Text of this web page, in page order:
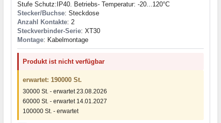
Stufe Schutz:IP40. Betriebs- Temperatur: -20...120°C
Stecker/Buchse: Steckdose
Anzahl Kontakte: 2
Steckverbinder-Serie: XT30
Montage: Kabelmontage
Produkt ist nicht verfügbar
erwartet: 190000 St.
30000 St. - erwartet 23.08.2026
60000 St. - erwartet 14.01.2027
100000 St. - erwartet